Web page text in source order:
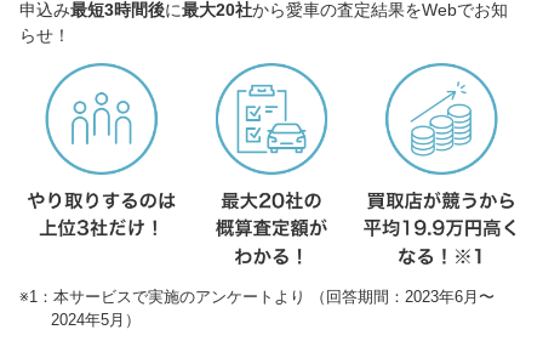
申込み最短3時間後に最大20社から愛車の査定結果をWebでお知
らせ！
※1：本サービスで実施のアンケートより （回答期間：2023年6月〜
2024年5月）